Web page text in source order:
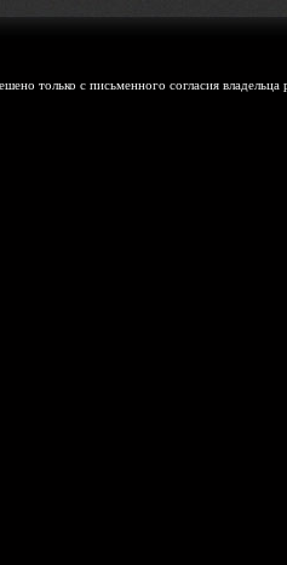
только с письменного согласия